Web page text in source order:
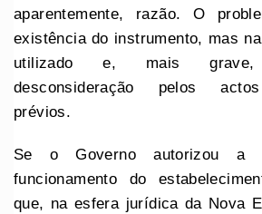
aparentemente, razão. O
existência do instrumento, mas
utilizado e, mais
desconsideração pelos
prévios.
Se o Governo autorizou a
funcionamento do
que, na esfera jurídica da Nova